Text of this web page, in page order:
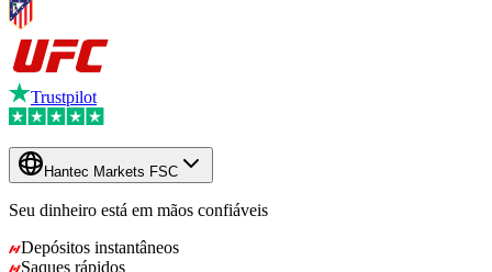
Trustpilot
Hantec Markets FSC
Seu dinheiro está em mãos confiáveis
Depósitos instantâneos
Saques rápidos